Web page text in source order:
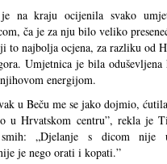
na kraju ocijenila svako
ča je za nju bilo veliko
to najbolja ocjena, za razliku od
Umjetnica je bila oduševljena
energijom.
u Beču me se jako dojmio,
u Hrvatskom centru”, rekla je
„Djelanje s dicom nije
je nego orati i kopati.”